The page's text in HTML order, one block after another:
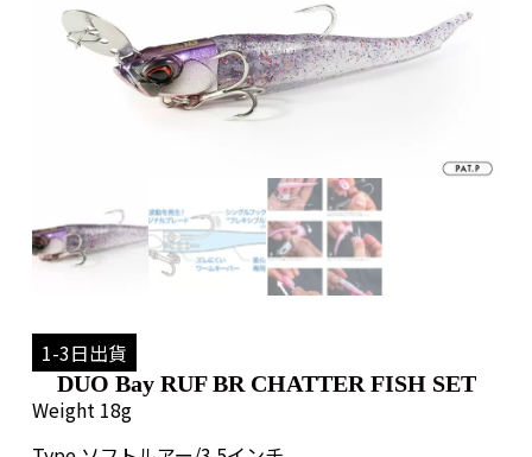
1-3日出貨
DUO Bay RUF BR CHATTER FISH SET
Weight 18g